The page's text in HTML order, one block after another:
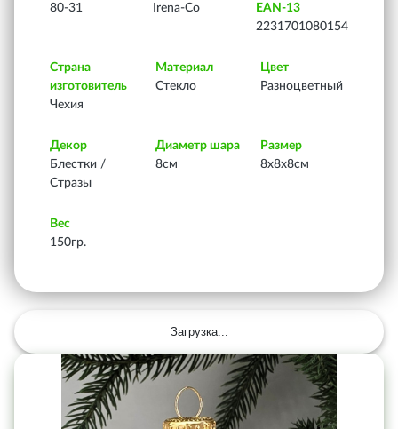
80-31
Irena-Co
EAN-13
2231701080154
Страна
изготовитель
Чехия
Материал
Стекло
Цвет
Разноцветный
Декор
Блестки /
Стразы
Диаметр шара
8см
Размер
8х8х8см
Вес
150гр.
Загрузка...